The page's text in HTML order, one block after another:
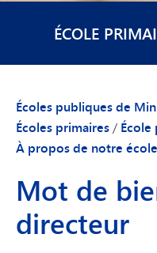
ÉCOLE
Écoles publiques de
Écoles primaires/
À propos de notre école
Mot de
directeur